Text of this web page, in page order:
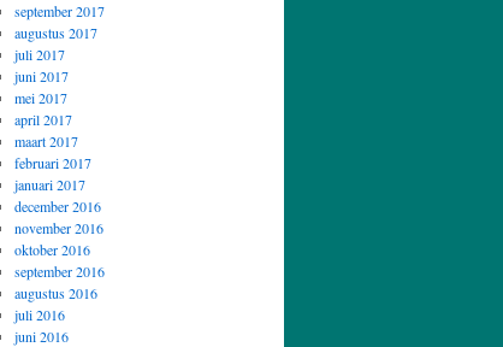
september 2017
augustus 2017
juli 2017
juni 2017
mei 2017
april 2017
maart 2017
februari 2017
januari 2017
december 2016
november 2016
oktober 2016
september 2016
augustus 2016
juli 2016
juni 2016